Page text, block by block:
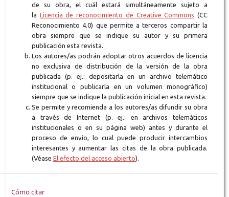
de su obra, el cuál estará simultáneamente sujeto a
la Licencia de reconocimiento de Creative Commons (CC
Reconocimiento 4.0) que permite a terceros compartir la
obra siempre que se indique su autor y su primera
publicación esta revista.
Los autores/as podrán adoptar otros acuerdos de licencia
no exclusiva de distribución de la versión de la obra
publicada (p. ej.: depositarla en un archivo telemático
institucional o publicarla en un volumen monográfico)
siempre que se indique la publicación inicial en esta revista.
Se permite y recomienda a los autores/as difundir su obra
a través de Internet (p. ej.: en archivos telemáticos
institucionales o en su página web) antes y durante el
proceso de envío, lo cual puede producir intercambios
interesantes y aumentar las citas de la obra publicada.
(Véase El efecto del acceso abierto).
Cómo citar